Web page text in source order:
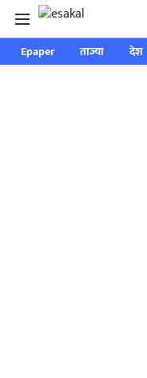
Epaper ताज्या देश